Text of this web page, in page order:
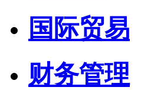
国际贸易
财务管理